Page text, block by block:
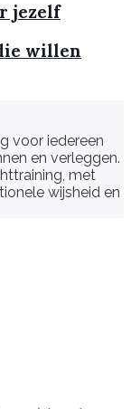
jezelf
willen
voor iedereen
en verleggen.
met
wijsheid en